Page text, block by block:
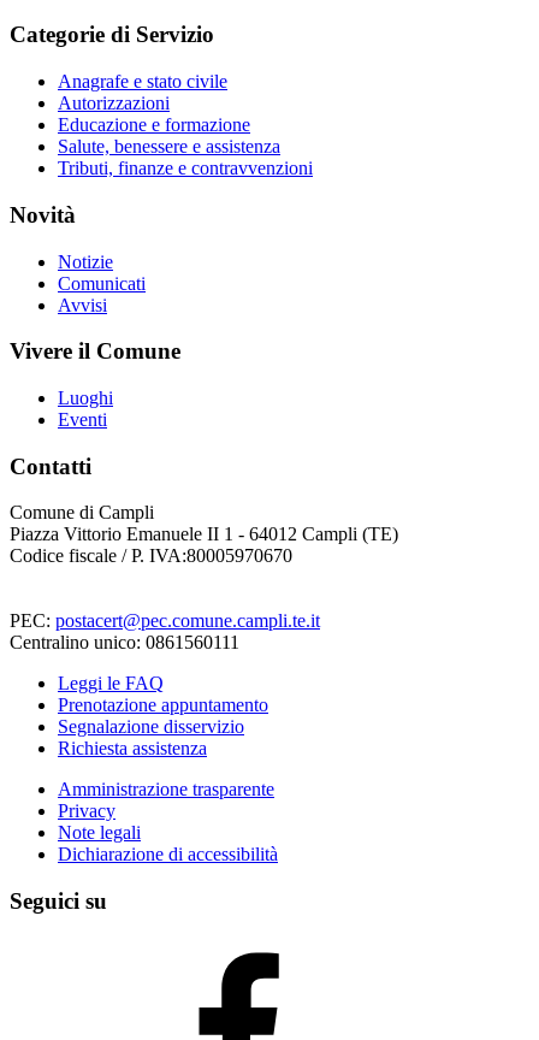
Categorie di Servizio
Anagrafe e stato civile
Autorizzazioni
Educazione e formazione
Salute, benessere e assistenza
Tributi, finanze e contravvenzioni
Novità
Notizie
Comunicati
Avvisi
Vivere il Comune
Luoghi
Eventi
Contatti
Comune di Campli
Piazza Vittorio Emanuele II 1 - 64012 Campli (TE)
Codice fiscale / P. IVA:80005970670
PEC: postacert@pec.comune.campli.te.it
Centralino unico: 0861560111
Leggi le FAQ
Prenotazione appuntamento
Segnalazione disservizio
Richiesta assistenza
Amministrazione trasparente
Privacy
Note legali
Dichiarazione di accessibilità
Seguici su